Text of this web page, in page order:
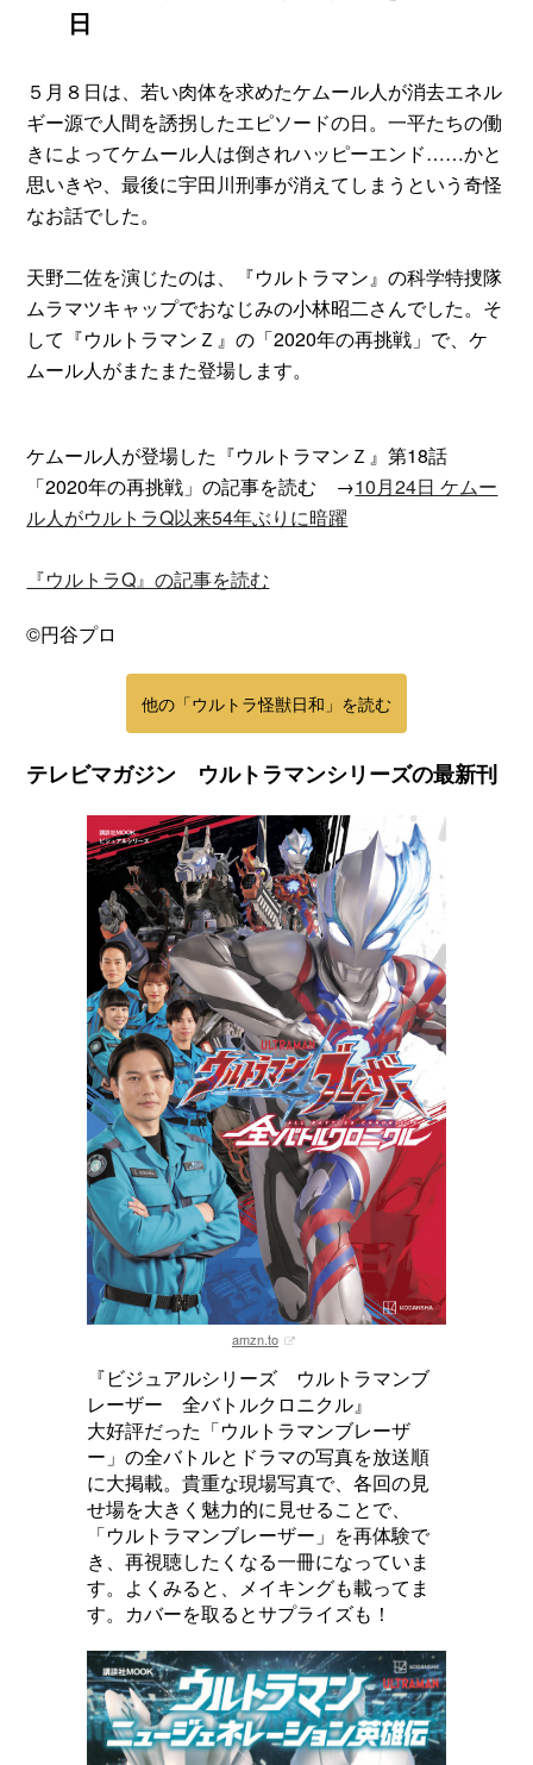
日
５月８日は、若い肉体を求めたケムール人が消去エネル
ギー源で人間を誘拐したエピソードの日。一平たちの働
きによってケムール人は倒されハッピーエンド……かと
思いきや、最後に宇田川刑事が消えてしまうという奇怪
なお話でした。
天野二佐を演じたのは、『ウルトラマン』の科学特捜隊
ムラマツキャップでおなじみの小林昭二さんでした。そ
して『ウルトラマンＺ』の「2020年の再挑戦」で、ケ
ムール人がまたまた登場します。
ケムール人が登場した『ウルトラマンＺ』第18話
「2020年の再挑戦」の記事を読む →10月24日 ケムー
ル人がウルトラQ以来54年ぶりに暗躍
『ウルトラQ』の記事を読む
©円谷プロ
他の「ウルトラ怪獣日和」を読む
テレビマガジン ウルトラマンシリーズの最新刊
amzn.to
『ビジュアルシリーズ ウルトラマンブ
レーザー 全バトルクロニクル』
大好評だった「ウルトラマンブレーザ
ー」の全バトルとドラマの写真を放送順
に大掲載。貴重な現場写真で、各回の見
せ場を大きく魅力的に見せることで、
「ウルトラマンブレーザー」を再体験で
き、再視聴したくなる一冊になっていま
す。よくみると、メイキングも載ってま
す。カバーを取るとサプライズも！